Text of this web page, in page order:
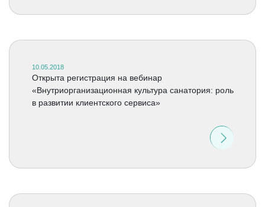
10.05.2018
Открыта регистрация на вебинар
«Внутриорганизационная культура санатория: роль
в развитии клиентского сервиса»